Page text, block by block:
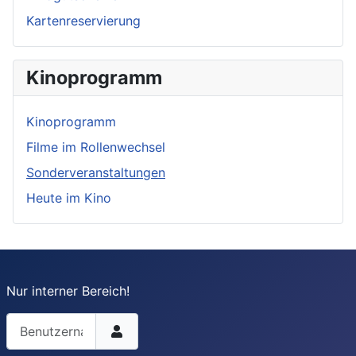
Kartenreservierung
Kinoprogramm
Kinoprogramm
Filme im Rollenwechsel
Sonderveranstaltungen
Heute im Kino
Nur interner Bereich!